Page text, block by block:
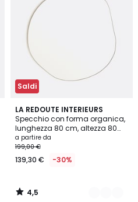
Saldi
LA REDOUTE INTERIEURS
Specchio con forma organica,
lunghezza 80 cm, altezza 80
cm, ORNICA
a partire da
199,00 €
139,30 € -30%
4,5
/ 5
2
Colori
4,5
/